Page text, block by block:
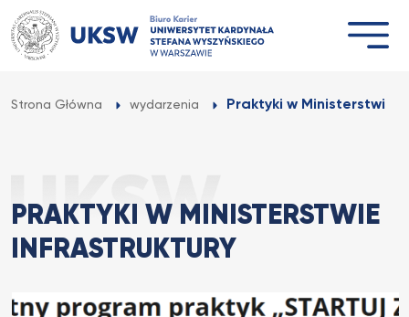
Przejdź
do
treści
Strona Główna wydarzenia Praktyki w Ministerstwie
PRAKTYKI W MINISTERSTWIE
INFRASTRUKTURY